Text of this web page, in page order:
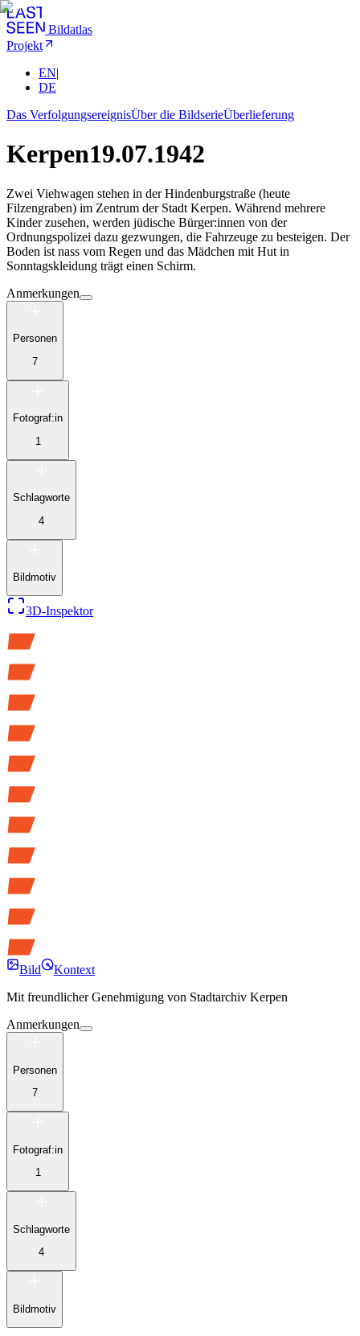
Bildatlas
Projekt
EN|
DE
Das VerfolgungsereignisÜber die BildserieÜberlieferung
Kerpen19.07.1942
Zwei Viehwagen stehen in der Hindenburgstraße (heute
Filzengraben) im Zentrum der Stadt Kerpen. Während mehrere
Kinder zusehen, werden jüdische Bürger:innen von der
Ordnungspolizei dazu gezwungen, die Fahrzeuge zu besteigen. Der
Boden ist nass vom Regen und das Mädchen mit Hut in
Sonntagskleidung trägt einen Schirm.
Anmerkungen
Personen
7
Fotograf:in
1
Schlagworte
4
Bildmotiv
3D-Inspektor
Bild
Kontext
Mit freundlicher Genehmigung von Stadtarchiv Kerpen
Anmerkungen
Personen
7
Fotograf:in
1
Schlagworte
4
Bildmotiv